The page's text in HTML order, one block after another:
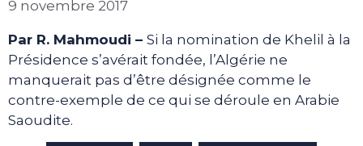
9 novembre 2017
Par R. Mahmoudi – Si la nomination de Khelil à la
Présidence s’avérait fondée, l’Algérie ne
manquerait pas d’être désignée comme le
contre-exemple de ce qui se déroule en Arabie
Saoudite.